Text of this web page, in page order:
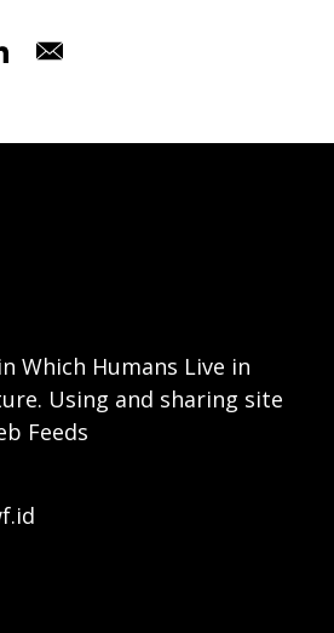
Which Humans Live in
Using and sharing site
Feeds